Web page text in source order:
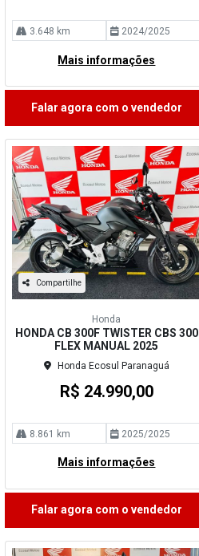
3.648 km 2024/2025
Mais informações
Falar agora com o vendedor
Compartilhe
Honda
HONDA CB 300F TWISTER CBS 300
FLEX MANUAL 2025
Honda Ecosul Paranaguá
R$ 24.990,00
8.861 km 2025/2025
Mais informações
Falar agora com o vendedor